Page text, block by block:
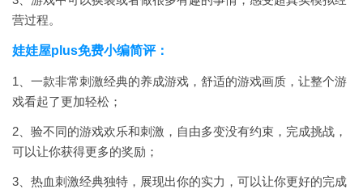
营过程。
娃娃屋plus免费小编简评：
1、一款非常刺激经典的养成游戏，舒适的游戏画质，让整个游
戏看起了更加轻松；
2、验不同的游戏欢乐和刺激，自由多变没有约束，完成挑战，
可以让你获得更多的奖励；
3、热血刺激经典独特，展现出你的实力，可以让你更好的完成